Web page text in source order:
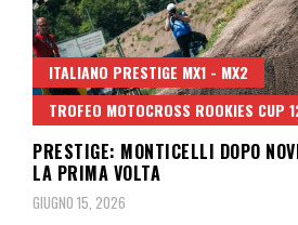
ITALIANO PRESTIGE MX1 - MX2
TROFEO MOTOCROSS ROOKIES CUP
PRESTIGE: MONTICELLI DOPO
LA PRIMA VOLTA
GIUGNO 15, 2026